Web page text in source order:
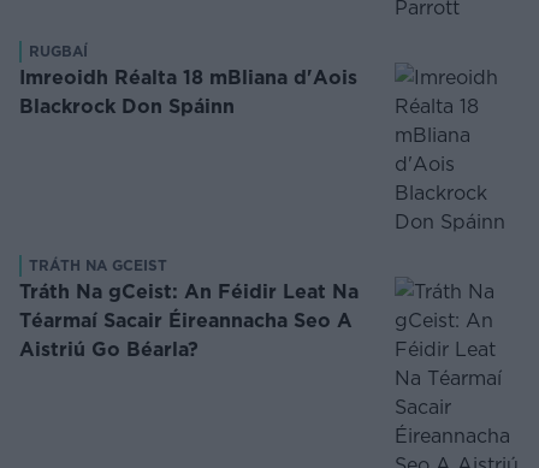
RUGBAÍ
Imreoidh Réalta 18 mBliana d'Aois
Blackrock Don Spáinn
TRÁTH NA GCEIST
Tráth Na gCeist: An Féidir Leat Na
Téarmaí Sacair Éireannacha Seo A
Aistriú Go Béarla?